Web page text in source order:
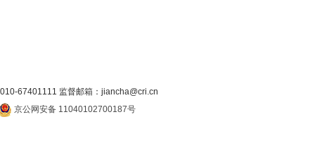
67401111 监督邮箱：jiancha@cri.cn
京公网安备 11040102700187号